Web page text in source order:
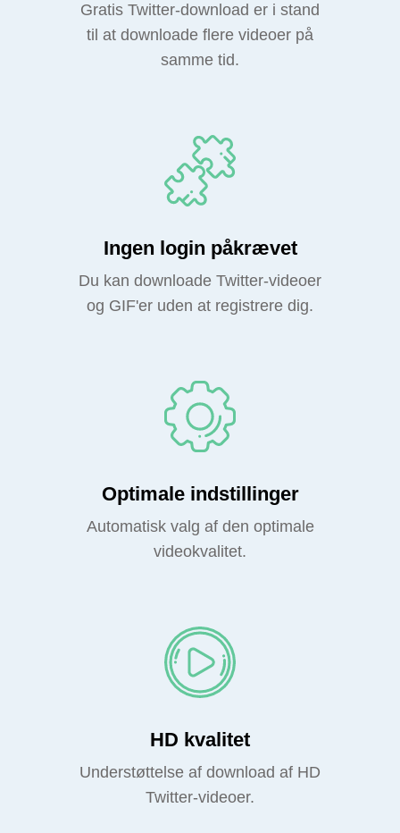
Gratis Twitter-download er i stand
til at downloade flere videoer på
samme tid.
Ingen login påkrævet
Du kan downloade Twitter-videoer
og GIF'er uden at registrere dig.
Optimale indstillinger
Automatisk valg af den optimale
videokvalitet.
HD kvalitet
Understøttelse af download af HD
Twitter-videoer.